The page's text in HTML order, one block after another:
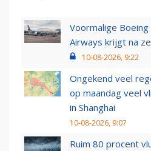
Voormalige
Airways krijgt na
10-08-2026, 9:22
Ongekend veel
op maandag veel
in Shanghai
10-08-2026, 9:07
Ruim 80 procent